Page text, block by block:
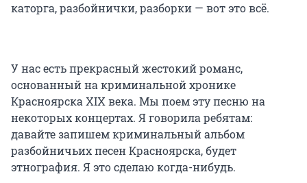
каторга, разбойнички, разборки — вот это всё.
У нас есть прекрасный жестокий романс,
основанный на криминальной хронике
Красноярска XIX века. Мы поем эту песню на
некоторых концертах. Я говорила ребятам:
давайте запишем криминальный альбом
разбойничьих песен Красноярска, будет
этнография. Я это сделаю когда-нибудь.